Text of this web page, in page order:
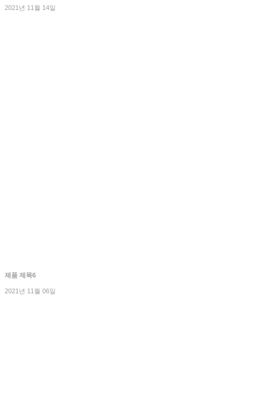
2021년 11월 14일
제품 제목6
2021년 11월 06일